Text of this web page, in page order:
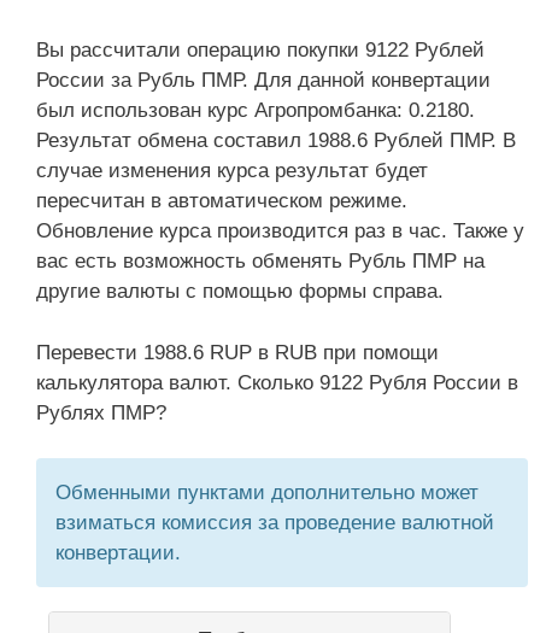
Вы рассчитали операцию покупки 9122 Рублей
России за Рубль ПМР. Для данной конвертации
был использован курс Агропромбанка: 0.2180.
Результат обмена составил 1988.6 Рублей ПМР. В
случае изменения курса результат будет
пересчитан в автоматическом режиме.
Обновление курса производится раз в час. Также у
вас есть возможность обменять Рубль ПМР на
другие валюты с помощью формы справа.
Перевести 1988.6 RUP в RUB при помощи
калькулятора валют. Сколько 9122 Рубля России в
Рублях ПМР?
Обменными пунктами дополнительно может
взиматься комиссия за проведение валютной
конвертации.